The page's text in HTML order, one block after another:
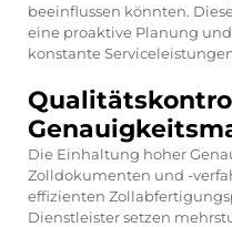
beeinflussen könnten.
eine proaktive Planung
konstante
Die Einhaltung hoher
Zolldokumenten und -
effizienten
Dienstleister setzen